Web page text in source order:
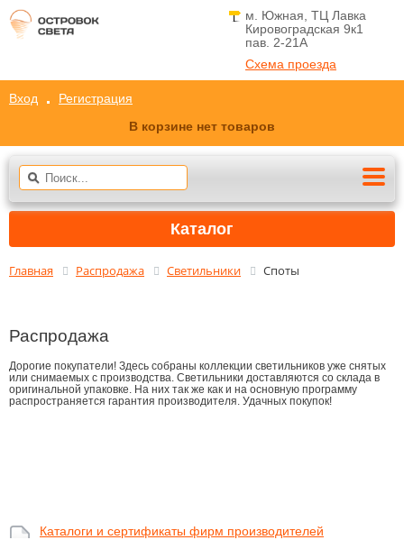
м. Южная, ТЦ Лавка
Кировоградская 9к1
пав. 2-21A
Схема проезда
Вход
Регистрация
В корзине нет товаров
Каталог
Главная Распродажа Светильники Споты
Распродажа
Дорогие покупатели! Здесь собраны коллекции светильников уже снятых
или снимаемых с производства. Светильники доставляются со склада в
оригинальной упаковке. На них так же как и на основную программу
распространяется гарантия производителя. Удачных покупок!
Каталоги и сертификаты фирм производителей